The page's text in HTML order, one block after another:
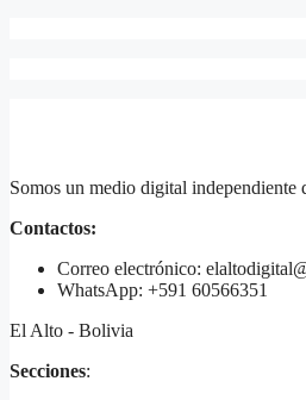
Somos un medio digital
Contactos:
Correo electrónico:
WhatsApp: +591 60566351
El Alto - Bolivia
Secciones: